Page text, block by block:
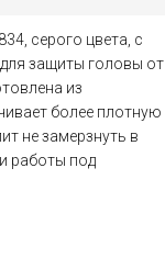
серого цвета, с
защиты головы от
из
более плотную
не замерзнуть в
работы под